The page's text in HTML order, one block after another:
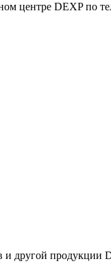
центре DEXP по
другой продукции